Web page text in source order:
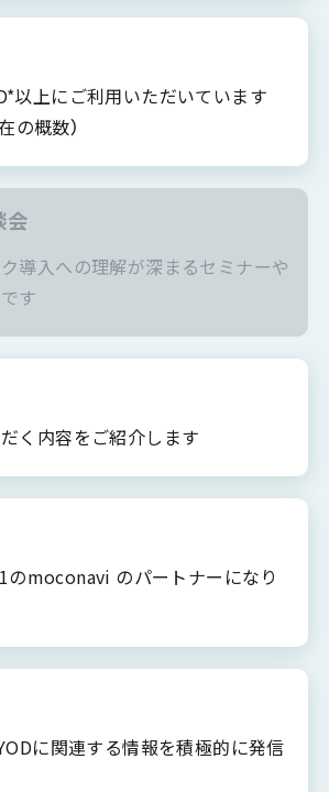
以上にご利用いただいています
の概数）
会
導入への理解が深まるセミナーや
す
く内容をご紹介します
のmoconavi のパートナーになり
に関連する情報を積極的に発信